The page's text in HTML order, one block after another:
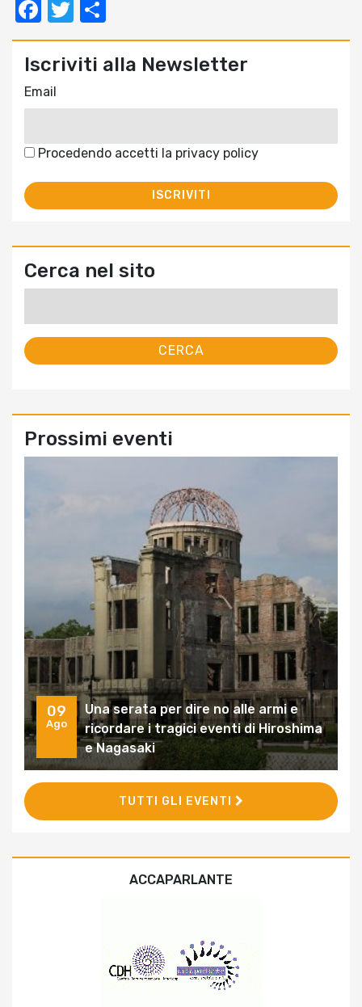
Facebook
Twitter
Iscriviti alla Newsletter
Email
Procedendo accetti la privacy policy
Cerca nel sito
Prossimi eventi
09
Ago
Una serata per dire no alle armi e
ricordare i tragici eventi di Hiroshima
e Nagasaki
TUTTI GLI EVENTI
ACCAPARLANTE